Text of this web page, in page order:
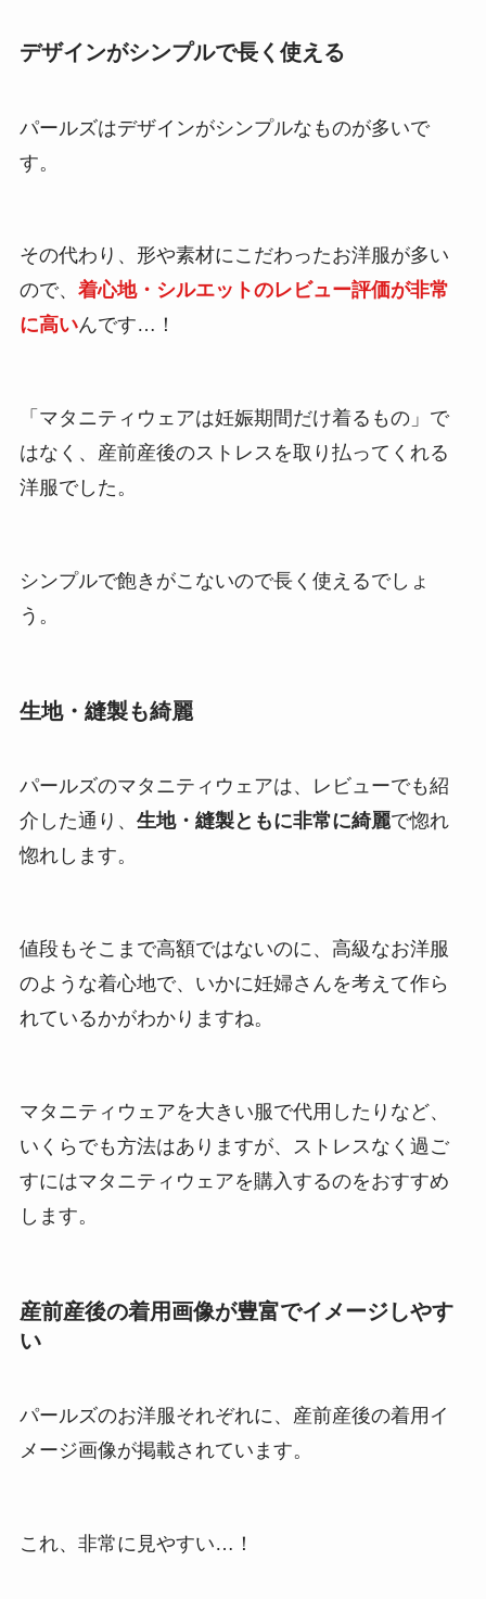
デザインがシンプルで長く使える
パールズはデザインがシンプルなものが多いで
す。
その代わり、形や素材にこだわったお洋服が多い
ので、 着心地・シルエットのレビュー評価が非常
に高いんです…！
「マタニティウェアは妊娠期間だけ着るもの」で
はなく、産前産後のストレスを取り払ってくれる
洋服でした。
シンプルで飽きがこないので長く使えるでしょ
う。
生地・縫製も綺麗
パールズのマタニティウェアは、レビューでも紹
介した通り、 生地・縫製ともに非常に綺麗で惚れ
惚れします。
値段もそこまで高額ではないのに、高級なお洋服
のような着心地で、いかに妊婦さんを考えて作ら
れているかがわかりますね。
マタニティウェアを大きい服で代用したりなど、
いくらでも方法はありますが、ストレスなく過ご
すにはマタニティウェアを購入するのをおすすめ
します。
産前産後の着用画像が豊富でイメージしやす
い
パールズのお洋服それぞれに、産前産後の着用イ
メージ画像が掲載されています。
これ、非常に見やすい…！